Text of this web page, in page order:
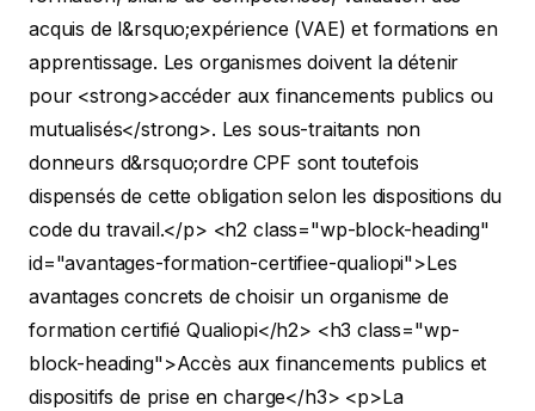
acquis de l&rsquo;expérience (VAE) et formations en
apprentissage. Les organismes doivent la détenir
pour <strong>accéder aux financements publics ou
mutualisés</strong>. Les sous-traitants non
donneurs d&rsquo;ordre CPF sont toutefois
dispensés de cette obligation selon les dispositions du
code du travail.</p> <h2 class="wp-block-heading"
id="avantages-formation-certifiee-qualiopi">Les
avantages concrets de choisir un organisme de
formation certifié Qualiopi</h2> <h3 class="wp-
block-heading">Accès aux financements publics et
dispositifs de prise en charge</h3> <p>La